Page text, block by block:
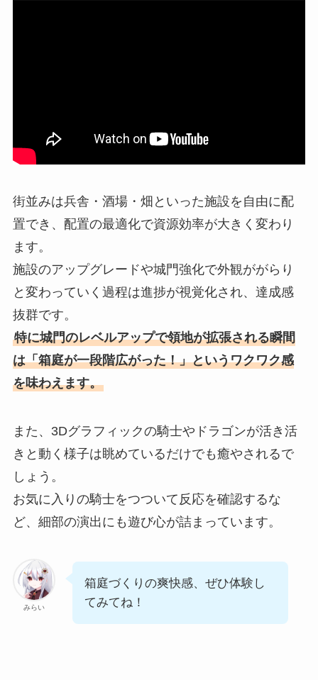
街並みは兵舎・酒場・畑といった施設を自由に配
置でき、配置の最適化で資源効率が大きく変わり
ます。
施設のアップグレードや城門強化で外観ががらり
と変わっていく過程は進捗が視覚化され、達成感
抜群です。
特に城門のレベルアップで領地が拡張される瞬間
は「箱庭が一段階広がった！」というワクワク感
を味わえます。
また、3Dグラフィックの騎士やドラゴンが活き活
きと動く様子は眺めているだけでも癒やされるで
しょう。
お気に入りの騎士をつついて反応を確認するな
ど、細部の演出にも遊び心が詰まっています。
みらい
箱庭づくりの爽快感、ぜひ体験し
てみてね！